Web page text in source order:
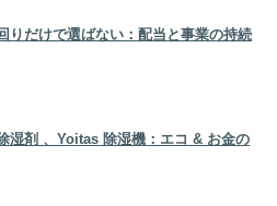
りだけで選ばない：配当と事業の持続
湿剤 、Yoitas 除湿機：エコ & お金の